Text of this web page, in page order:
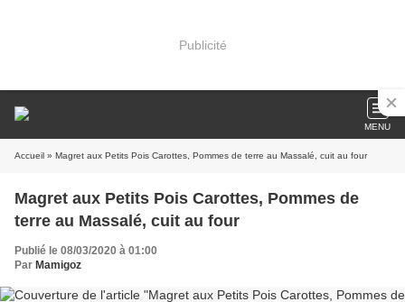
Publicité
MENU
Accueil » Magret aux Petits Pois Carottes, Pommes de terre au Massalé, cuit au four
Magret aux Petits Pois Carottes, Pommes de
terre au Massalé, cuit au four
Publié le 08/03/2020 à 01:00
Par Mamigoz